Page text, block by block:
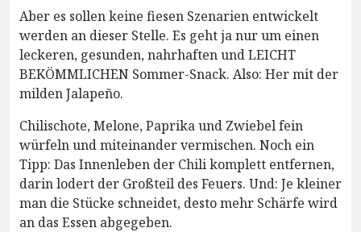
Aber es sollen keine fiesen Szenarien entwickelt
werden an dieser Stelle. Es geht ja nur um einen
leckeren, gesunden, nahrhaften und LEICHT
BEKÖMMLICHEN Sommer-Snack. Also: Her mit der
milden Jalapeño.
Chilischote, Melone, Paprika und Zwiebel fein
würfeln und miteinander vermischen. Noch ein
Tipp: Das Innenleben der Chili komplett entfernen,
darin lodert der Großteil des Feuers. Und: Je kleiner
man die Stücke schneidet, desto mehr Schärfe wird
an das Essen abgegeben.